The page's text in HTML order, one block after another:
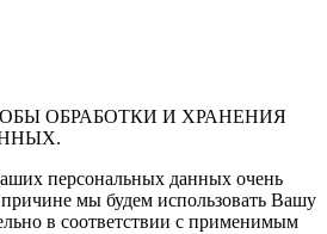
ОБРАБОТКИ И ХРАНЕНИЯ
персональных данных очень
мы будем использовать Вашу
в соответствии с применимым